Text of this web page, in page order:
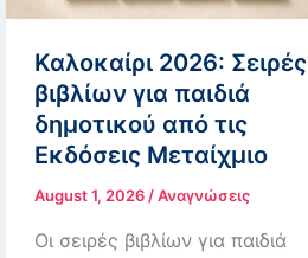
Καλοκαίρι 2026: Σειρές
βιβλίων για παιδιά
δημοτικού από τις
Εκδόσεις Μεταίχμιο
August 1, 2026/Αναγνώσεις
Οι σειρές βιβλίων για παιδιά